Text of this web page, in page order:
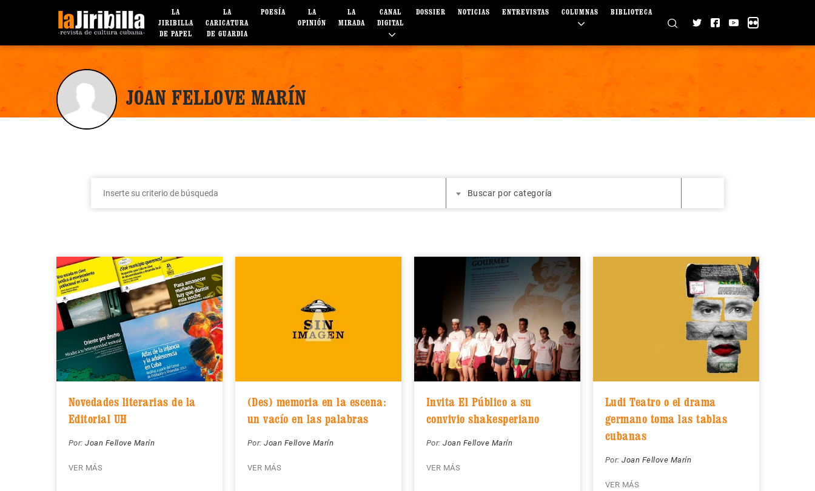
LA
JIRIBILLA
DE PAPEL
LA
CARICATURA
DE GUARDIA
POESÍA
LA
OPINIÓN
LA
MIRADA
CANAL
DIGITAL
DOSSIER NOTICIAS ENTREVISTAS COLUMNAS BIBLIOTECA
JOAN FELLOVE MARÍN
Buscar por categoría
Novedades literarias de la
Editorial UH
Por: Joan Fellove Marín
VER MÁS
(Des) memoria en la escena:
un vacío en las palabras
Por: Joan Fellove Marín
VER MÁS
Invita El Público a su
convivio shakesperiano
Por: Joan Fellove Marín
VER MÁS
Ludi Teatro o el drama
germano toma las tablas
cubanas
Por: Joan Fellove Marín
VER MÁS